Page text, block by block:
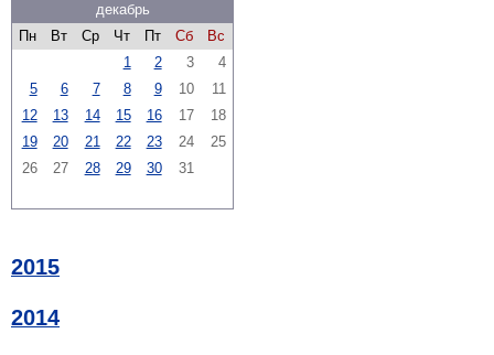
декабрь
Пн
Вт Ср Чт Пт Сб
Вс
1
2 3
4
5
6 7 8 9 10
11
12
13 14 15 16 17
18
19
20 21 22 23 24
25
26
27 28 29 30 31
2015
2014